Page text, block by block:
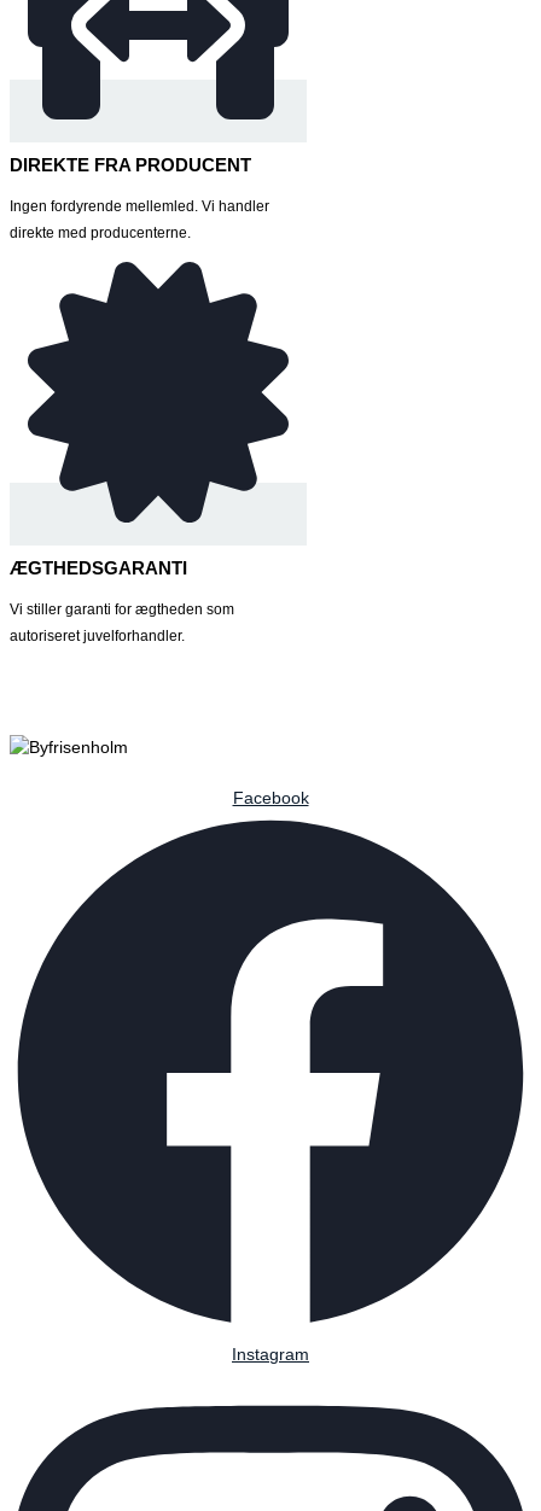
DIREKTE FRA PRODUCENT
Ingen fordyrende mellemled. Vi handler
direkte med producenterne.
ÆGTHEDSGARANTI
Vi stiller garanti for ægtheden som
autoriseret juvelforhandler.
Facebook
Instagram